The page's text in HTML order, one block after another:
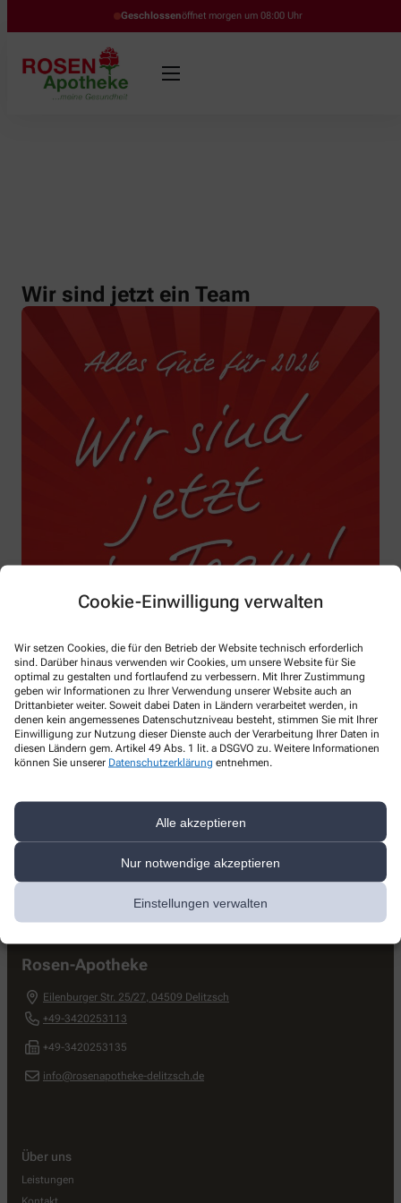
Cookie-Einwilligung verwalten
Wir setzen Cookies, die für den Betrieb der Website technisch erforderlich
sind. Darüber hinaus verwenden wir Cookies, um unsere Website für Sie
optimal zu gestalten und fortlaufend zu verbessern. Mit Ihrer Zustimmung
geben wir Informationen zu Ihrer Verwendung unserer Website auch an
Drittanbieter weiter. Soweit dabei Daten in Ländern verarbeitet werden, in
denen kein angemessenes Datenschutzniveau besteht, stimmen Sie mit Ihrer
Einwilligung zur Nutzung dieser Dienste auch der Verarbeitung Ihrer Daten in
diesen Ländern gem. Artikel 49 Abs. 1 lit. a DSGVO zu. Weitere Informationen
können Sie unserer Datenschutzerklärung entnehmen.
Alle akzeptieren
Nur notwendige akzeptieren
Einstellungen verwalten
Geschlossenöffnet morgen um 08:00 Uhr
Wir sind jetzt ein Team
Kontakt
Rosen-Apotheke
Eilenburger Str. 25/27, 04509 Delitzsch
+49-3420253113
+49-3420253135
info@rosenapotheke-delitzsch.de
Über uns
Leistungen